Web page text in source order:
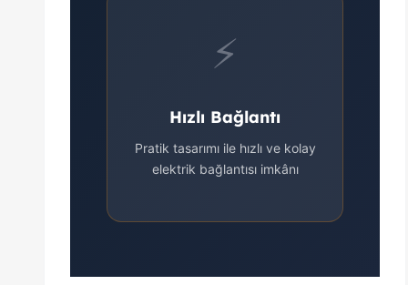
⚡
Hızlı Bağlantı
Pratik tasarımı ile hızlı ve kolay
elektrik bağlantısı imkânı